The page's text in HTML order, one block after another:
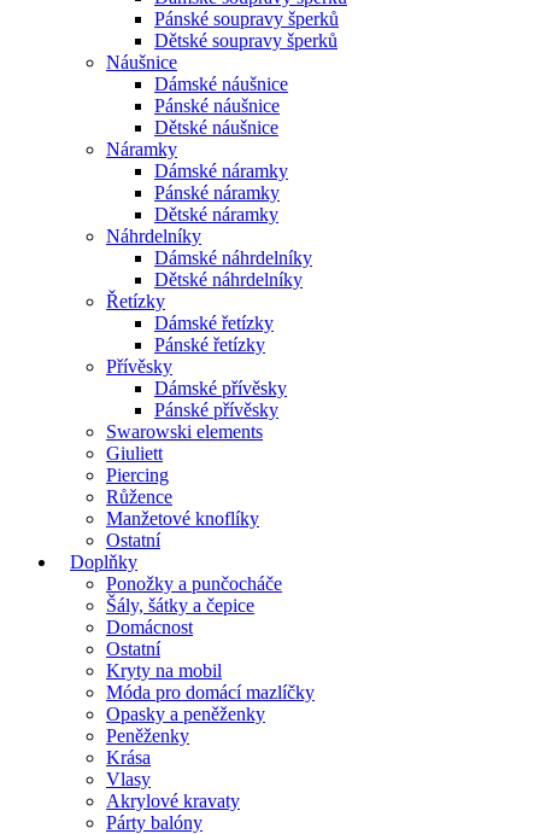
Pánské soupravy šperků
Dětské soupravy šperků
Náušnice
Dámské náušnice
Pánské náušnice
Dětské náušnice
Náramky
Dámské náramky
Pánské náramky
Dětské náramky
Náhrdelníky
Dámské náhrdelníky
Dětské náhrdelníky
Řetízky
Dámské řetízky
Pánské řetízky
Přívěsky
Dámské přívěsky
Pánské přívěsky
Swarowski elements
Giuliett
Piercing
Růžence
Manžetové knoflíky
Ostatní
Doplňky
Ponožky a punčocháče
Šály, šátky a čepice
Domácnost
Ostatní
Kryty na mobil
Móda pro domácí mazlíčky
Opasky a peněženky
Peněženky
Krása
Vlasy
Akrylové kravaty
Párty balóny